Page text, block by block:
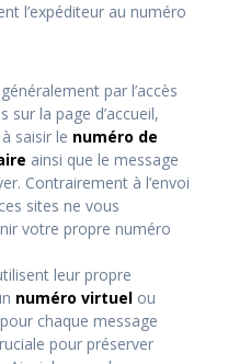
l’expéditeur au numéro
par l’accès
sur la page d’accueil,
saisir le numéro de
ainsi que le message
Contrairement à l’envoi
sites ne vous
votre propre numéro
leur propre
numéro virtuel ou
pour chaque message
pour préserver